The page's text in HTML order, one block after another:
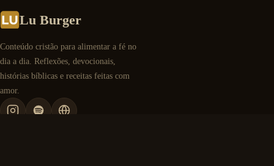
Lu Burger
Conteúdo cristão para alimentar a fé no
dia a dia. Reflexões, devocionais,
histórias bíblicas e receitas feitas com
amor.